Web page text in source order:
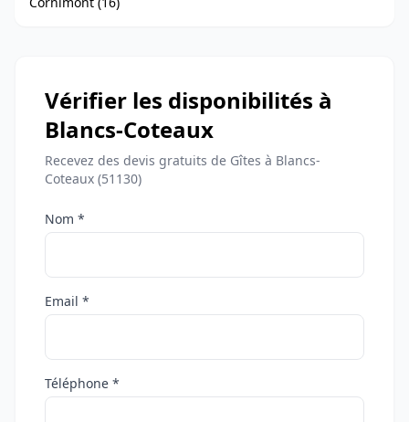
Vérifier les disponibilités à
Blancs-Coteaux
Recevez des devis gratuits de Gîtes à Blancs-
Coteaux (51130)
Nom *
Email *
Téléphone *